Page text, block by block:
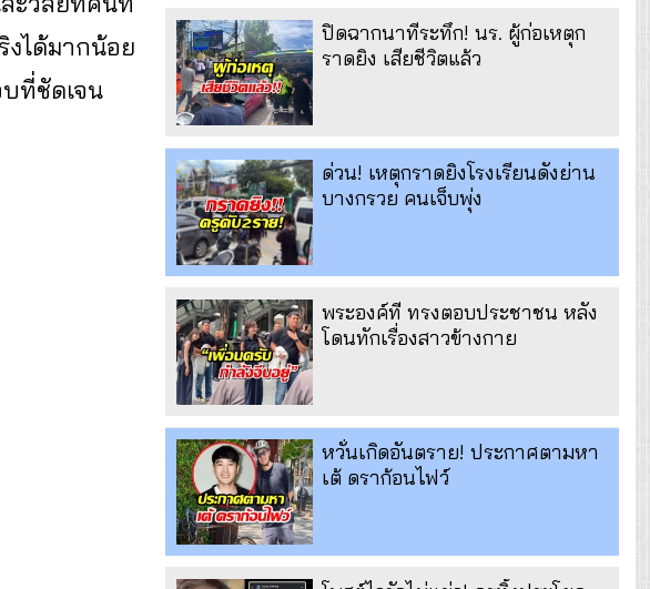
งได้มากน้อย
ที่ชัดเจน
ปิดฉากนาทีระทึก! นร. ผู้ก่อเหตุก
ราดยิง เสียชีวิตแล้ว
ด่วน! เหตุกราดยิงโรงเรียนดังย่าน
บางกรวย คนเจ็บพุ่ง
พระองค์ที ทรงตอบประชาชน หลัง
โดนทักเรื่องสาวข้างกาย
หวั่นเกิดอันตราย! ประกาศตามหา
เต้ ดราก้อนไฟว์